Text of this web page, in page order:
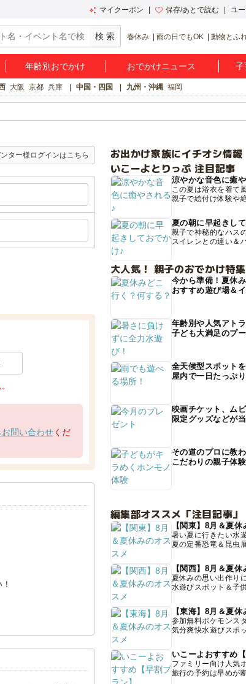
マイクーポン 保存/あとで読む ユ
春休み 雨の日でもOK 動物とふ
年齢別おでかけ おでかけニュース 子
大阪 京都 兵庫 中国・四国 九州・沖縄 福岡
ター様ログインはこちら
問い合わせくだ
お出かけ家族にイチオシ情報
いこーよとりっぷ 注目記事
涼やかな音色に癒
この夏は浴衣を着て
親子で絵付け体験や
夏の朝に早起きし
親子で神秘的なハス
スイレンとの違い＆
大人気！ 親子のおでかけ特
今から準備！夏休
おすすめ遊び場＆
年齢別や人気アト
子ども大満足のプ
全天候型スポット
屋内で一日たっぷ
映画チケット、ム
限定グッズなどが
その道のプロに教
こだわりの親子体
編集部オススメ「注目記事」
【関東】8月＆夏休
暑い夏に行きたい水
夏の定番恐竜＆昆虫
【関西】8月＆夏休
夏休みの思い出作り
水遊びスポット＆子
【東海】8月＆夏休
参加無料ポケモンス
気分爽快水遊びスポ
いこーよおすすめ
ファミリー向け人気
旅行の予約は早めが